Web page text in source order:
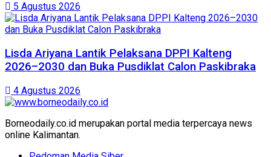
5 Agustus 2026
Lisda Ariyana Lantik Pelaksana DPPI Kalteng
2026–2030 dan Buka Pusdiklat Calon Paskibraka
4 Agustus 2026
Borneodaily.co.id merupakan portal media terpercaya news
online Kalimantan.